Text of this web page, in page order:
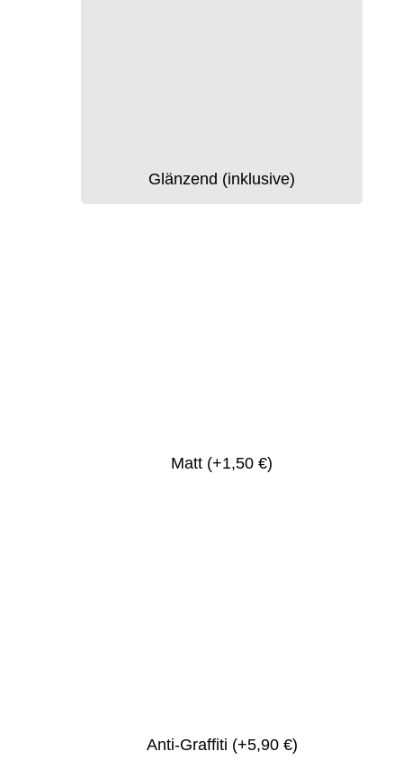
Glänzend (inklusive)
Matt (+1,50 €)
Anti-Graffiti (+5,90 €)